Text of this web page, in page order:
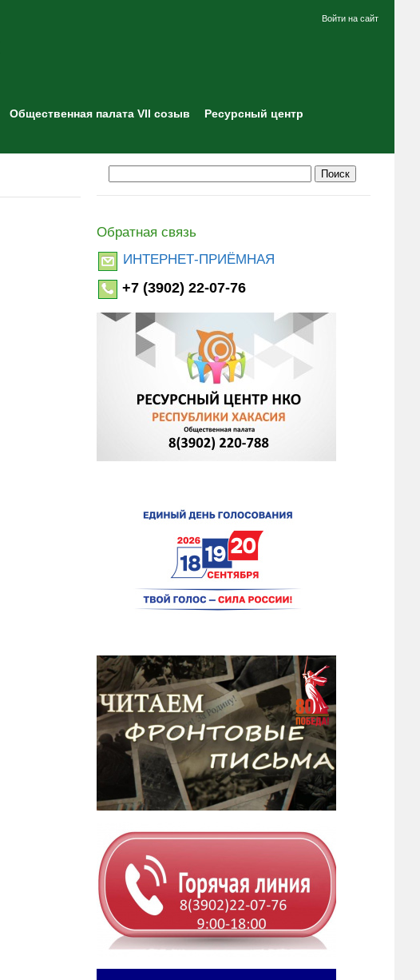
Войти на сайт
Общественная палата VII созыв
Ресурсный центр
Обратная связь
ИНТЕРНЕТ-ПРИЁМНАЯ
+7 (3902) 22-07-76